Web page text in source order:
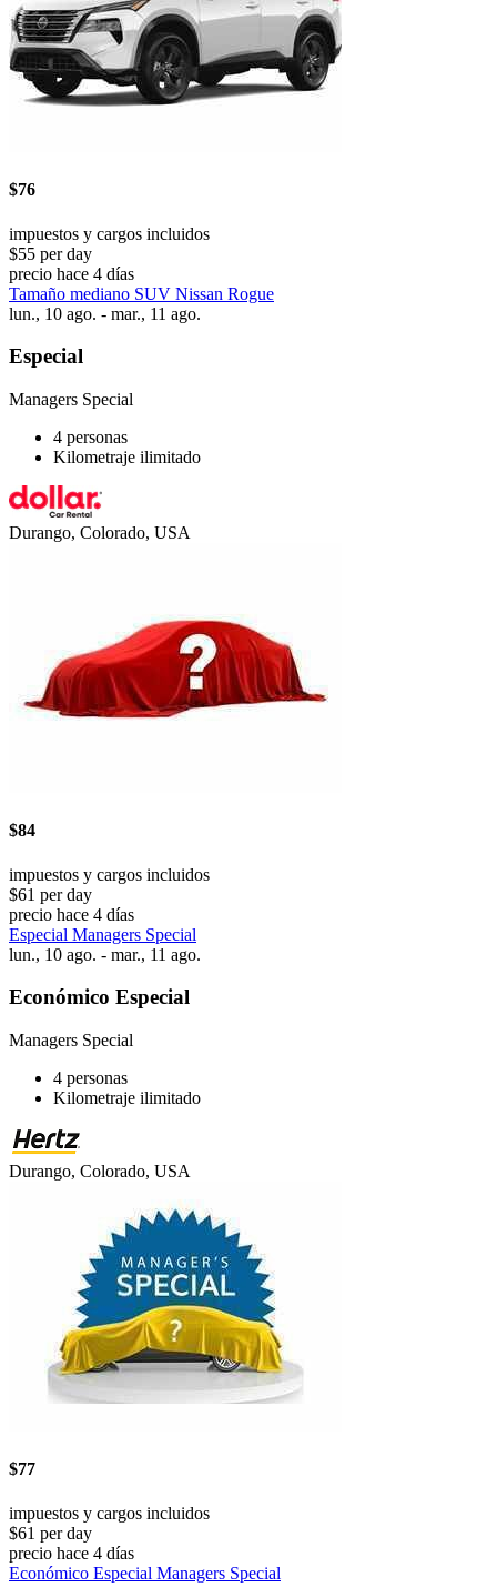
$76
impuestos y cargos incluidos
$55 per day
precio hace 4 días
Tamaño mediano SUV Nissan Rogue
lun., 10 ago. - mar., 11 ago.
Especial
Managers Special
4 personas
Kilometraje ilimitado
Durango, Colorado, USA
$84
impuestos y cargos incluidos
$61 per day
precio hace 4 días
Especial Managers Special
lun., 10 ago. - mar., 11 ago.
Económico Especial
Managers Special
4 personas
Kilometraje ilimitado
Durango, Colorado, USA
$77
impuestos y cargos incluidos
$61 per day
precio hace 4 días
Económico Especial Managers Special